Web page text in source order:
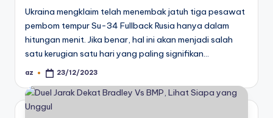
Ukraina mengklaim telah menembak jatuh tiga pesawat
pembom tempur Su-34 Fullback Rusia hanya dalam
hitungan menit. Jika benar, hal ini akan menjadi salah
satu kerugian satu hari yang paling signifikan…
Posted
az 23/12/2023